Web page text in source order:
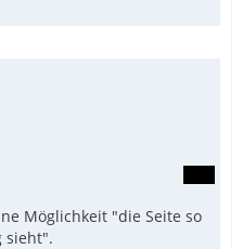
Möglichkeit "die Seite so
sieht".